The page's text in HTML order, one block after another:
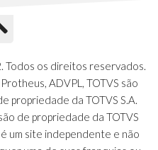
Todos os direitos reservados.
ADVPL, TOTVS são
propriedade da TOTVS S.A.
de propriedade da TOTVS
um site independente e não